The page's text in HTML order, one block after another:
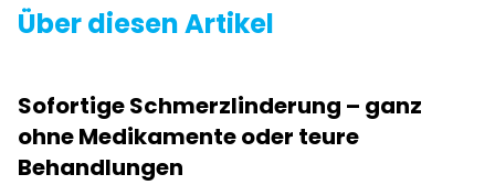
Über diesen Artikel
Sofortige Schmerzlinderung – ganz
ohne Medikamente oder teure
Behandlungen